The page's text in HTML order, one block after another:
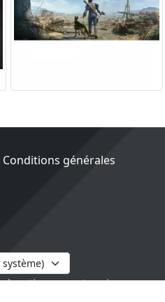
Conditions générales
boutiques partenaires nous